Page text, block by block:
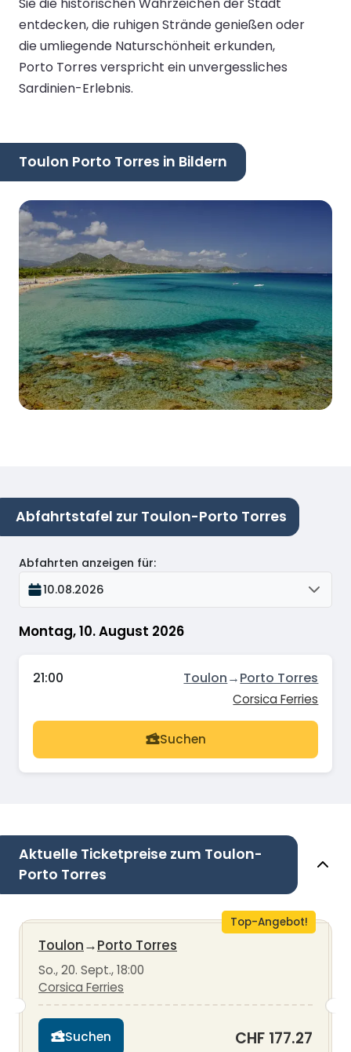
entdecken, die ruhigen Strände genießen oder
die umliegende Naturschönheit erkunden,
Porto Torres verspricht ein unvergessliches
Sardinien-Erlebnis.
Toulon Porto Torres in Bildern
Abfahrtstafel zur Toulon-Porto Torres
Montag, 10. August 2026
Abfahrten anzeigen für:
10.08.2026
21:00 Toulon→Porto Torres
Corsica Ferries
Suchen
Aktuelle Ticketpreise zum Toulon-
Porto Torres
Top-Angebot!
Toulon→Porto Torres
So., 20. Sept., 18:00
Corsica Ferries
Suchen CHF 177.27